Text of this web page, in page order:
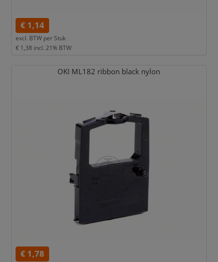
€ 1,14
excl. BTW per Stuk
€ 1,38 incl. 21% BTW
OKI ML182 ribbon black nylon
€ 1,78